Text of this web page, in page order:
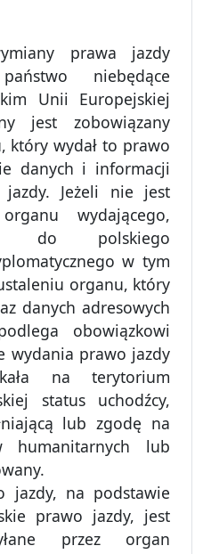
prawa jazdy
niebędące
Unii Europejskiej
jest zobowiązany
który wydał to prawo
danych i informacji
Jeżeli nie jest
wydającego,
do polskiego
w tym
organu, który
danych adresowych
obowiązkowi
wydania prawo jazdy
na terytorium
status uchodźcy,
lub zgodę na
humanitarnych lub
jazdy, na podstawie
prawo jazdy, jest
przez organ